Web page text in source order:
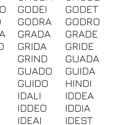
GODEI
GODET
GODRA
GODRO
GRADA
GRADE
GRIDA
GRIDE
GRIND
GUADA
GUADO
GUIDA
GUIDO
HINDI
IDALI
IDDEA
IDDEO
IDDIA
IDEAI
IDEST